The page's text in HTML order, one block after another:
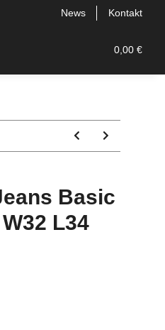
News Kontakt
0,00 €
Basic
L34